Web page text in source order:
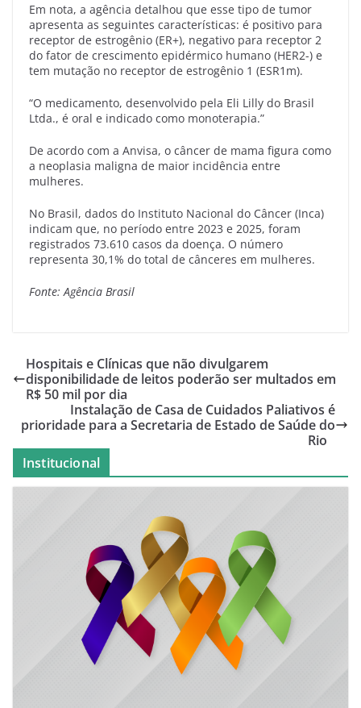
Em nota, a agência detalhou que esse tipo de tumor
apresenta as seguintes características: é positivo para
receptor de estrogênio (ER+), negativo para receptor 2
do fator de crescimento epidérmico humano (HER2-) e
tem mutação no receptor de estrogênio 1 (ESR1m).
“O medicamento, desenvolvido pela Eli Lilly do Brasil
Ltda., é oral e indicado como monoterapia.”
De acordo com a Anvisa, o câncer de mama figura como
a neoplasia maligna de maior incidência entre
mulheres.
No Brasil, dados do Instituto Nacional do Câncer (Inca)
indicam que, no período entre 2023 e 2025, foram
registrados 73.610 casos da doença. O número
representa 30,1% do total de cânceres em mulheres.
Fonte: Agência Brasil
Hospitais e Clínicas que não divulgarem
disponibilidade de leitos poderão ser multados em
R$ 50 mil por dia
Instalação de Casa de Cuidados Paliativos é
prioridade para a Secretaria de Estado de Saúde do
Rio
Institucional